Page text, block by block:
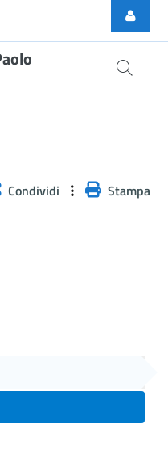
Condividi Stampa